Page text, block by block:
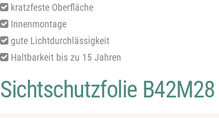
kratzfeste Oberfläche
Innenmontage
gute Lichtdurchlässigkeit
Haltbarkeit bis zu 15 Jahren
Sichtschutzfolie B42M28